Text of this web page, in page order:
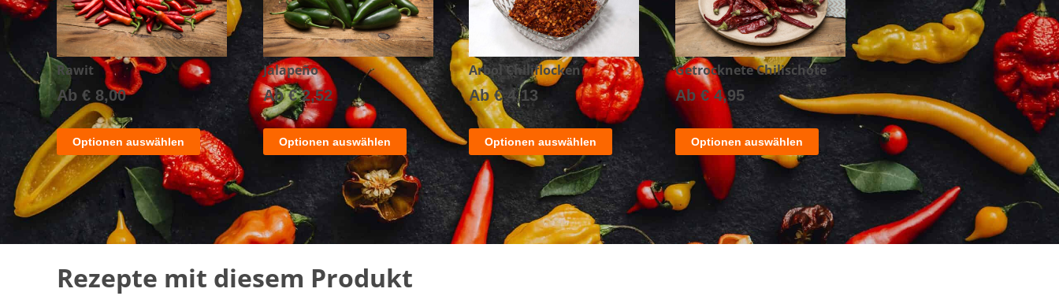
Rawit
Ab € 8,00
Optionen auswählen
Jalapeño
Ab€2,52
Optionen auswählen
Arbol Chiliflocken
Ab€4,13
Optionen auswählen
Getrocknete Chilischote
Ab€4,95
Optionen auswählen
Rezepte mit diesem Produkt